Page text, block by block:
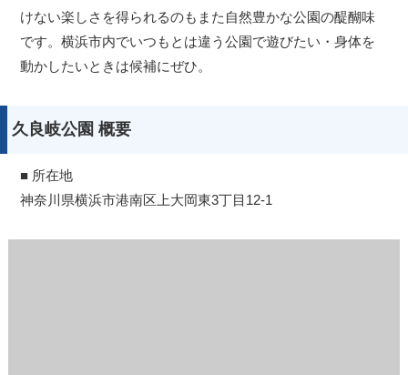
けない楽しさを得られるのもまた自然豊かな公園の醍醐味
です。横浜市内でいつもとは違う公園で遊びたい・身体を
動かしたいときは候補にぜひ。
久良岐公園 概要
■ 所在地
神奈川県横浜市港南区上大岡東3丁目12-1